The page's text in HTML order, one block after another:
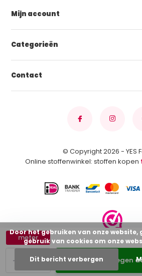
+
-
meter
Toevoegen
Mijn account
Categorieën
Contact
© Copyright 2026 - YES
Online stoffenwinkel: stoffen kopen
Door het gebruiken van onze
gebruik van cookies om onze
Dit bericht verbergen